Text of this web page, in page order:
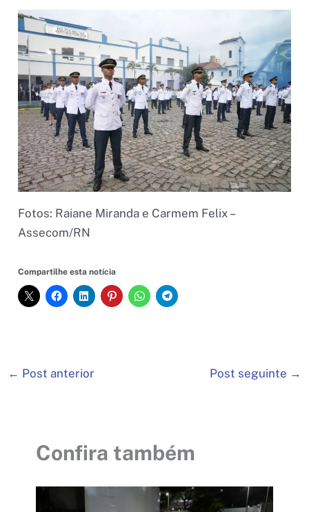
Fotos: Raiane Miranda e Carmem Felix –
Assecom/RN
Compartilhe esta notícia
← Post anterior Post seguinte →
Confira também